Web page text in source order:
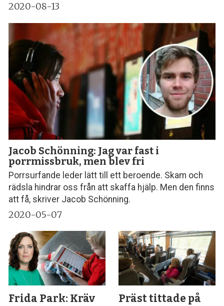
2020-08-13
Jacob Schönning: Jag var fast i
porrmissbruk, men blev fri
Porrsurfande leder lätt till ett beroende. Skam och
rädsla hindrar oss från att skaffa hjälp. Men den finns
att få, skriver Jacob Schönning.
2020-05-07
Frida Park: Kräv
Präst tittade på